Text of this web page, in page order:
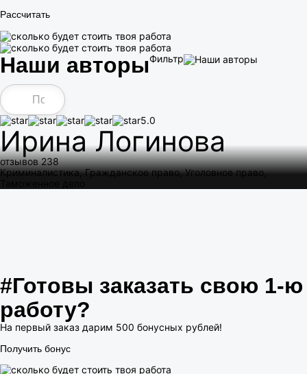
Рассчитать
Наши авторыФильтр
5.0
Ирина Логинова
отзывов 238
Криминалистика, Гражданское право, Уголовное право,
#Готовы заказать свою 1-ю
работу?
На первый заказ дарим 500 бонусных рублей!
Получить бонус